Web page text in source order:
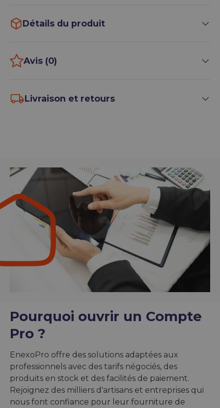
Détails du produit
Avis (0)
Livraison et retours
Pourquoi ouvrir un Compte
Pro ?
EnexoPro offre des solutions adaptées aux
professionnels avec des tarifs négociés, des
produits en stock et des facilités de paiement.
Rejoignez des milliers d'artisans et entreprises qui
nous font confiance pour leur fourniture de